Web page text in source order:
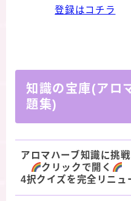
登録はコチラ
知識の宝庫(アロ
題集)
アロマハーブ知識に挑戦
クリックで開く
4択クイズを完全リニュ